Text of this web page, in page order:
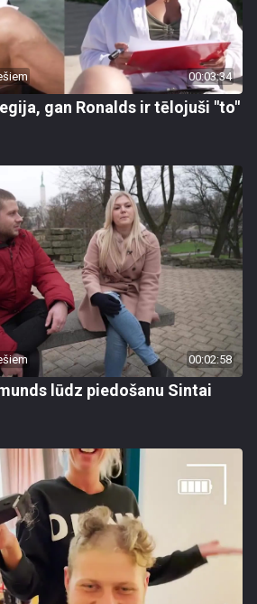
00:03:34
gan Ronalds ir tēlojuši "to"
00:02:58
lūdz piedošanu Sintai